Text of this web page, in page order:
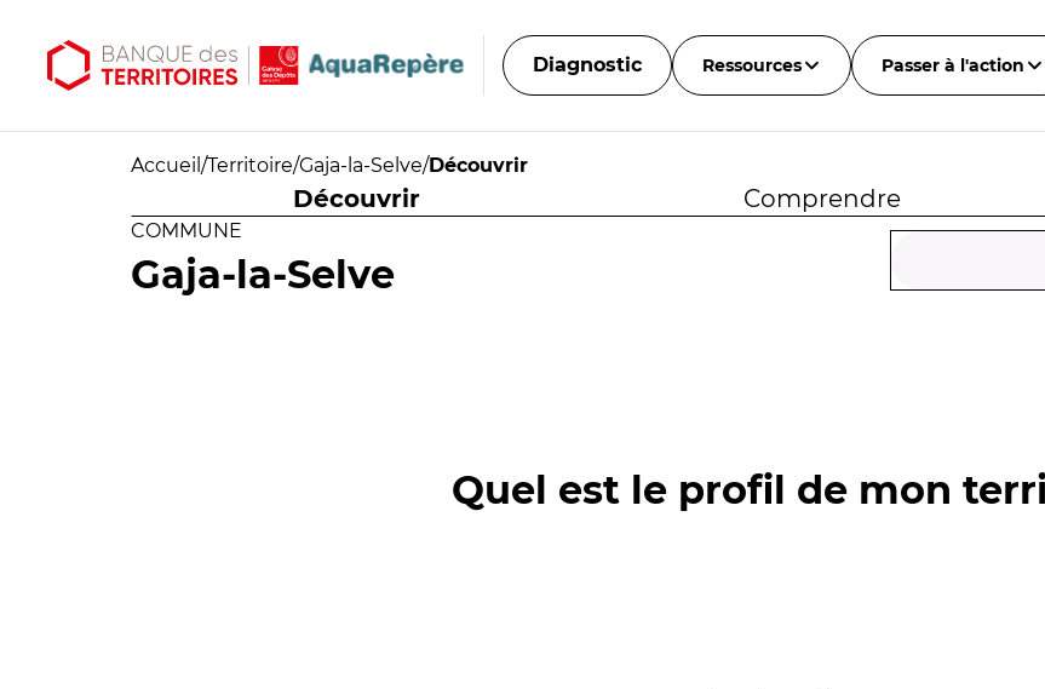
Diagnostic Ressources Passer à l'action
Accueil /Territoire/Gaja-la-Selve/Découvrir
Découvrir Comprendre
COMMUNE
Gaja-la-Selve
Quel est le profil de mon